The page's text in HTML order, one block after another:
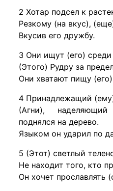
2 Хотар подсел к
Резкому (на вкус),
Вкусив его дружбу.
3 Они ищут (его) среди
(Этого) Рудру за
Они хватают пищу
4 Принадлежащий
(Агни),
поднялся на дерево.
Языком он ударил по
5 (Этот) светлый
Не находит того, кто
Он хочет прославлять